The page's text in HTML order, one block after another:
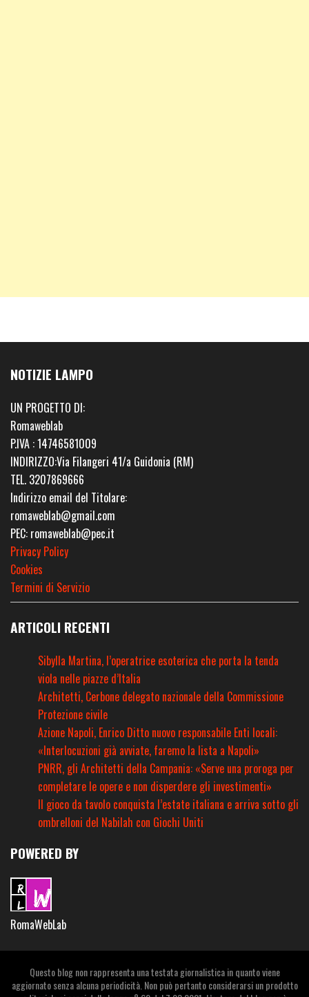
NOTIZIE LAMPO
UN PROGETTO DI:
Romaweblab
P.IVA : 14746581009
INDIRIZZO:Via Filangeri 41/a Guidonia (RM)
TEL. 3207869666
Indirizzo email del Titolare:
romaweblab@gmail.com
PEC: romaweblab@pec.it
Privacy Policy
Cookies
Termini di Servizio
ARTICOLI RECENTI
Sibylla Martina, l’operatrice esoterica che porta la tenda
viola nelle piazze d’Italia
Architetti, Cerbone delegato nazionale della Commissione
Protezione civile
Azione Napoli, Enrico Ditto nuovo responsabile Enti locali:
«Interlocuzioni già avviate, faremo la lista a Napoli»
PNRR, gli Architetti della Campania: «Serve una proroga per
completare le opere e non disperdere gli investimenti»
Il gioco da tavolo conquista l’estate italiana e arriva sotto gli
ombrelloni del Nabilah con Giochi Uniti
POWERED BY
RomaWebLab
Questo blog non rappresenta una testata giornalistica in quanto viene
aggiornato senza alcuna periodicità. Non può pertanto considerarsi un prodotto